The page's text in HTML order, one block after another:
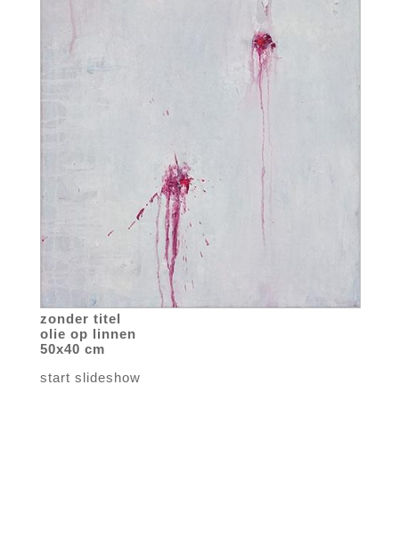
zonder titel
olie op linnen
50x40 cm
start slideshow